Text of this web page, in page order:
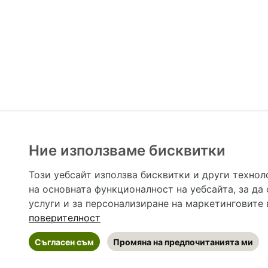
предназначена да служи само и единствено за
допълване на данните и за коригиране на
Ние използваме бисквитки
Този уебсайт използва бисквитки и други
на основната функционалност на уебсайта, за да
услуги и за персонализиране на
поверителност
Съгласен съм Промяна на предпочитанията ми